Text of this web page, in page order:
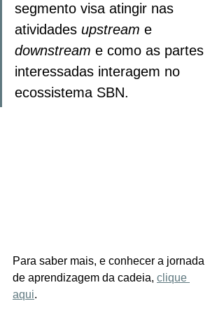
segmento visa atingir nas
atividades upstream e
downstream e como as partes
interessadas interagem no
ecossistema SBN.
Para saber mais, e conhecer a jornada
de aprendizagem da cadeia, clique
aqui.